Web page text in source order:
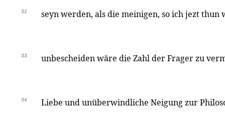
32 seyn werden, als die meinigen, so ich jezt thun
33 unbescheiden wäre die Zahl der Frager zu
34 Liebe und unüberwindliche Neigung zur